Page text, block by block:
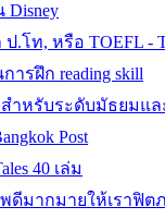
.โท, หรือ TOEFL -
ารฝึก reading skill
สำหรับระดับมัธยมแ
Post
40 เล่ม
พดีมากมายให้เราฟิ